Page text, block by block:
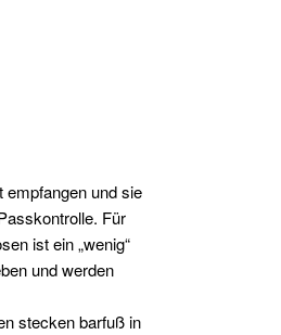
und sie
Für
ist ein „wenig“
und werden
stecken barfuß in